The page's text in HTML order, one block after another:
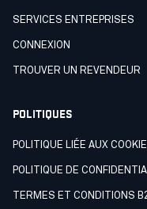
SERVICES ENTREPRISES
CONNEXION
TROUVER UN REVENDEUR
POLITIQUES
POLITIQUE LIÉE AUX
POLITIQUE DE
TERMES ET CONDITIONS